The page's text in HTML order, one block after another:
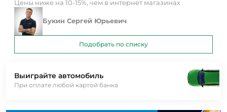
Выиграйте автомобиль
При оплате любой картой банка
Цены ниже на 10-15%, чем в интернет магазинах
Букин Сергей Юрьевич
Подобрать по списку